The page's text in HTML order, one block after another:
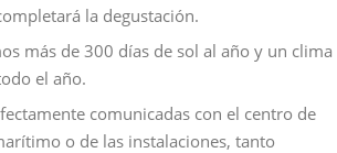
la degustación.
más de 300 días de sol al año y un clima
el año.
comunicadas con el centro de
o de las instalaciones, tanto